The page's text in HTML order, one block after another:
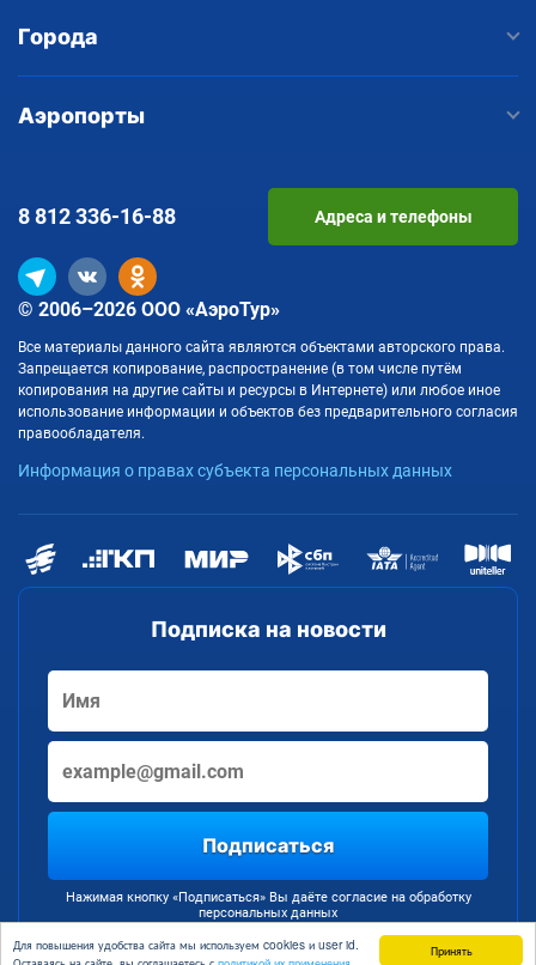
Принять
Для повышения удобства сайта мы используем cookies и user id.
Города
Аэропорты
Подписка на новости
Подписаться
Нажимая кнопку «Подписаться» Вы даёте согласие на обработку
персональных данных
© 2006–2026 ООО «АэроТур»
Все материалы данного сайта являются объектами авторского права.
Запрещается копирование, распространение (в том числе путём
копирования на другие сайты и ресурсы в Интернете) или любое иное
использование информации и объектов без предварительного согласия
правообладателя.
Информация о правах субъекта персональных данных
8 812336-16-88 Адреса и телефоны